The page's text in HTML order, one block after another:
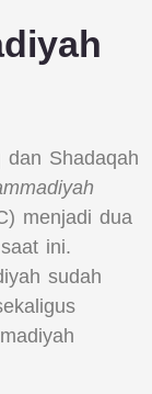
dan Shadaqah
menjadi dua
saat ini.
sudah